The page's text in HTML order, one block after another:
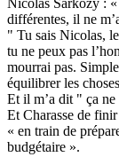
différentes, il ne
" Tu sais Nicolas,
tu ne peux pas
mourrai pas.
équilibrer les
Et il m’a dit " ça
Et Charasse de
« en train de
budgétaire ».